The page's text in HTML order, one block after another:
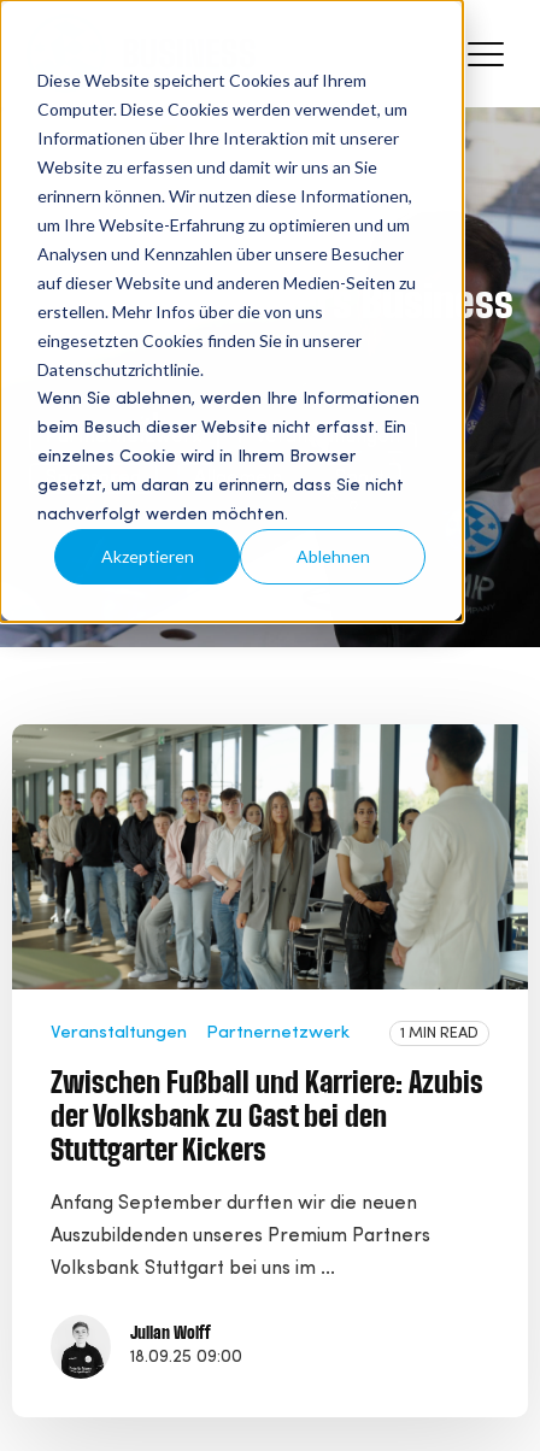
Diese Website speichert Cookies auf Ihrem
Computer. Diese Cookies werden verwendet, um
Informationen über Ihre Interaktion mit unserer
Website zu erfassen und damit wir uns an Sie
erinnern können. Wir nutzen diese Informationen,
um Ihre Website-Erfahrung zu optimieren und um
Analysen und Kennzahlen über unsere Besucher
auf dieser Website und anderen Medien-Seiten zu
erstellen. Mehr Infos über die von uns
eingesetzten Cookies finden Sie in unserer
Datenschutzrichtlinie.
Wenn Sie ablehnen, werden Ihre Informationen
beim Besuch dieser Website nicht erfasst. Ein
einzelnes Cookie wird in Ihrem Browser
gesetzt, um daran zu erinnern, dass Sie nicht
nachverfolgt werden möchten.
Akzeptieren Ablehnen
Stuttgarter Kickers Business
Blog
Partnernetzwerk Veranstaltungen
Sponsored Allgemein Sport
Veranstaltungen Partnernetzwerk 1 MIN READ
Zwischen Fußball und Karriere: Azubis
der Volksbank zu Gast bei den
Stuttgarter Kickers
Anfang September durften wir die neuen
Auszubildenden unseres Premium Partners
Volksbank Stuttgart bei uns im ...
Julian Wolff
18.09.25 09:00